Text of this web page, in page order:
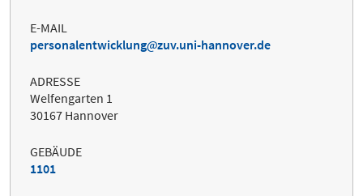
E-MAIL
personalentwicklung
zuv.uni-hannover.de
ADRESSE
Welfengarten 1
30167 Hannover
GEBÄUDE
1101